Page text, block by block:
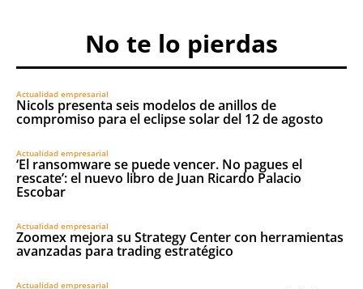
No te lo pierdas
Actualidad empresarial
Nicols presenta seis modelos de anillos de
compromiso para el eclipse solar del 12 de agosto
Actualidad empresarial
‘El ransomware se puede vencer. No pagues el
rescate’: el nuevo libro de Juan Ricardo Palacio
Escobar
Actualidad empresarial
Zoomex mejora su Strategy Center con herramientas
avanzadas para trading estratégico
Actualidad empresarial